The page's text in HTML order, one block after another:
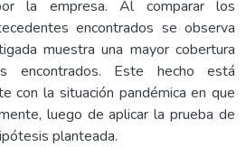
la empresa. Al comparar los
encontrados se observa
muestra una mayor cobertura
encontrados. Este hecho está
con la situación pandémica en que
luego de aplicar la prueba de
planteada.